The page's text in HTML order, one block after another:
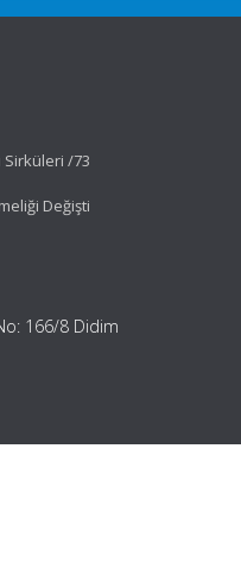
Sirküleri /73
Değişti
166/8 Didim